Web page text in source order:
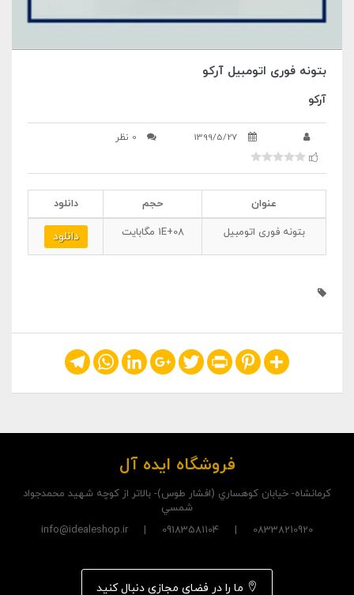
بتونه فوری اتومبیل آرکو
آرکو
1399/5/27 0 نظر
عنوان حجم
دانلود
بتونه فوری اتومبیل
1E+08 مگابایت دانلود
Share
Pinterest
Print
Twitter
Google+
LinkedIn
WhatsApp
Telegram
فروشگاه ایده آل
کرمانشاه- خيابان کوهساري (افشار طوس)- بالاتر از کوچه شهيد محمدجواد
شمسي
08338210920 | 09183581104 | info@idealeshop.ir
ما را در فضای مجازی دنبال کنید